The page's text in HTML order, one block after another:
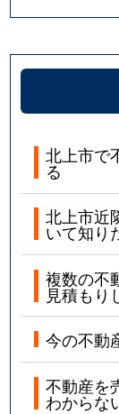
北上市で
る
北上市近
いて知り
複数の不
見積もり
今の不動
不動産を
わからな